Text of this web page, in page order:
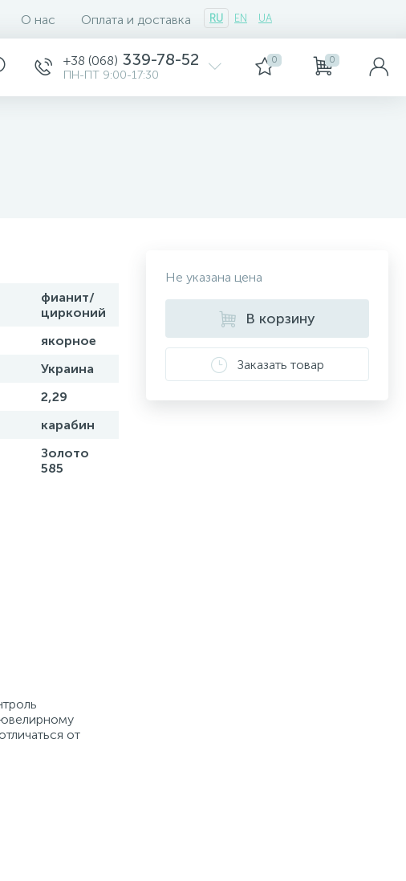
О нас Оплата и доставка RU EN UA
+38 (068) 339-78-52
ПН-ПТ 9:00-17:30
0 0
фианит/
цирконий
якорное
Украина
2,29
карабин
Золото
585
от
Не указана цена
В корзину
Заказать товар